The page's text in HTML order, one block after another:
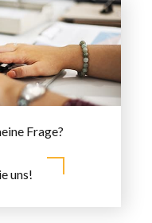
Frage?
uns!